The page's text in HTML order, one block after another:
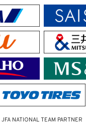
JFA NATIONAL TEAM PARTNER